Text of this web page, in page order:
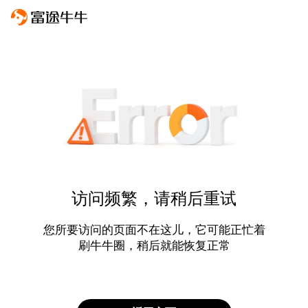
访问频繁，请稍后重试
您所要访问的页面不在这儿，它可能正忙着
刷牛牛圈，稍后就能恢复正常